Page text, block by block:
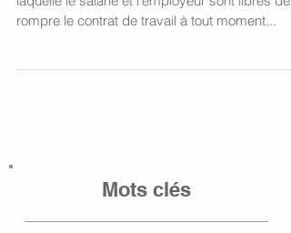
rompre le contrat de travail à tout moment...
Mots clés